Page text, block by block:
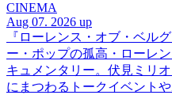
CINEMA
Aug 07. 2026 up
『ローレンス・オブ・ベル
ー・ポップの孤高・ローレ
キュメンタリー。伏見ミリ
にまつわるトークイベント